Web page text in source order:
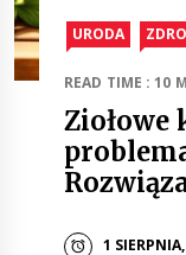
URODA
READ TIME : 10
Ziołowe
1